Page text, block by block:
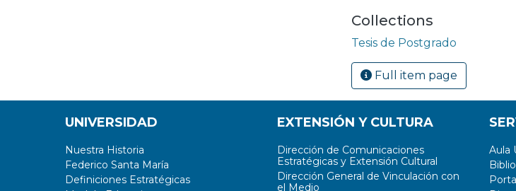
Collections
Tesis de Postgrado
Full item page
UNIVERSIDAD
Nuestra Historia
Federico Santa María
Definiciones Estratégicas
EXTENSIÓN Y CULTURA
Dirección de Comunicaciones
Estratégicas y Extensión Cultural
Dirección General de Vinculación con
el Medio
Aula